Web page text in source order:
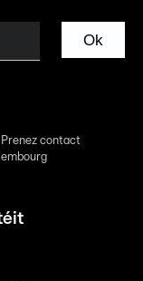
Ok
Prenez contact